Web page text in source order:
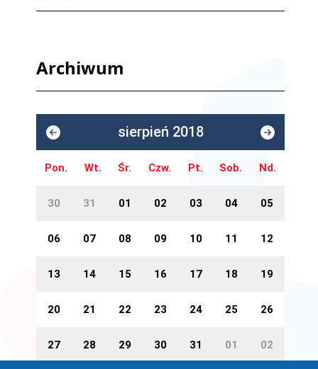
Archiwum
sierpień 2018
Pon. Wt. Śr. Czw. Pt. Sob. Nd.
30 31 01 02 03 04 05
06 07 08 09 10 11 12
13 14 15 16 17 18 19
20 21 22 23 24 25 26
27 28 29 30 31 01 02